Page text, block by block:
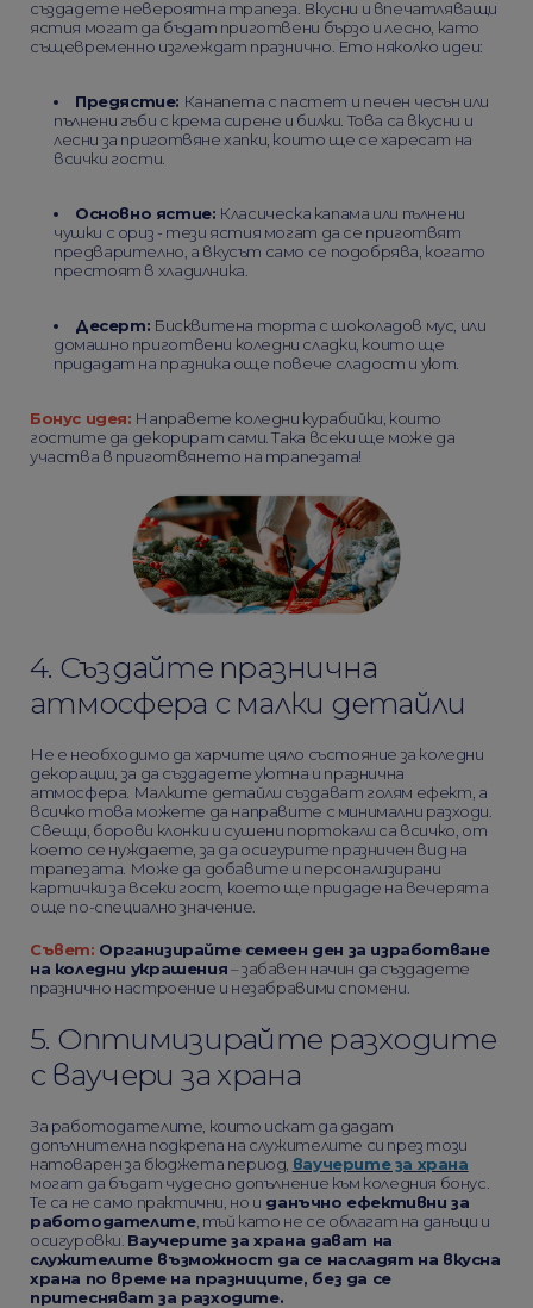
създадете невероятна трапеза. Вкусни и впечатляващи
ястия могат да бъдат приготвени бързо и лесно, като
същевременно изглеждат празнично. Ето няколко идеи:
Предястие: Канапета с пастет и печен чесън или
пълнени гъби с крема сирене и билки. Това са вкусни и
лесни за приготвяне хапки, които ще се харесат на
всички гости.
Основно ястие: Класическа капама или пълнени
чушки с ориз - тези ястия могат да се приготвят
предварително, а вкусът само се подобрява, когато
престоят в хладилника.
Десерт: Бисквитена торта с шоколадов мус, или
домашно приготвени коледни сладки, които ще
придадат на празника още повече сладост и уют.
Бонус идея: Направете коледни курабийки, които
гостите да декорират сами. Така всеки ще може да
участва в приготвянето на трапезата!
4. Създайте празнична
атмосфера с малки детайли
Не е необходимо да харчите цяло състояние за коледни
декорации, за да създадете уютна и празнична
атмосфера. Малките детайли създават голям ефект, а
всичко това можете да направите с минимални разходи.
Свещи, борови клонки и сушени портокали са всичко, от
което се нуждаете, за да осигурите празничен вид на
трапезата. Може да добавите и персонализирани
картички за всеки гост, което ще придаде на вечерята
още по-специално значение.
Съвет: Организирайте семеен ден за изработване
на коледни украшения– забавен начин да създадете
празнично настроение и незабравими спомени.
5. Оптимизирайте разходите
с ваучери за храна
За работодателите, които искат да дадат
допълнителна подкрепа на служителите си през този
натоварен за бюджета период, ваучерите за храна
могат да бъдат чудесно допълнение към коледния бонус.
Те са не само практични, но и данъчно ефективни за
работодателите, тъй като не се облагат на данъци и
осигуровки. Ваучерите за храна дават на
служителите възможност да се насладят на вкусна
храна по време на празниците, без да се
притесняват за разходите.